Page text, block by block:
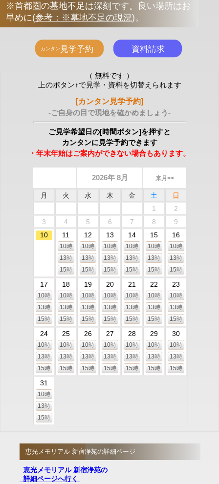
※首都圏の墓地不足は深刻です。良い場所はお
早めに(参考：※墓地不足の現況)。
（ 無料です ）
上のボタン↑で見学・資料を切替えられます
[カンタン見学予約]
-ご自身の目で現地を確かめましょう-
ご見学希望日の[時間ボタン]を押すと
カンタンに見学予約できます
・年末年始はご案内ができない場合もあります。
2026年 8月 来月>>
月 火 水 木 金 土
日
1
2
3
4 5 6 7 8
9
10
11
10時
13時
15時
12
10時
13時
15時
13
10時
13時
15時
14
10時
13時
15時
15
10時
13時
15時
16
10時
13時
15時
17
10時
13時
15時
18
10時
13時
15時
19
10時
13時
15時
20
10時
13時
15時
21
10時
13時
15時
22
10時
13時
15時
23
10時
13時
15時
24
10時
13時
15時
25
10時
13時
15時
26
10時
13時
15時
27
10時
13時
15時
28
10時
13時
15時
29
10時
13時
15時
30
10時
13時
15時
31
10時
13時
15時
恵光メモリアル 新宿浄苑の詳細ページ
恵光メモリアル 新宿浄苑の
詳細ページへ行く